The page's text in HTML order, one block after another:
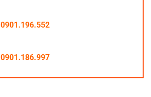
0901.196.552
0901.186.997